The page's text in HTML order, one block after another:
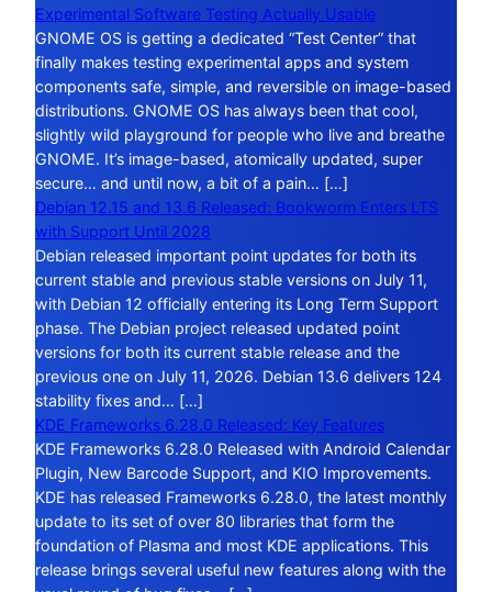
Experimental Software Testing Actually Usable
GNOME OS is getting a dedicated “Test Center” that
finally makes testing experimental apps and system
components safe, simple, and reversible on image-based
distributions. GNOME OS has always been that cool,
slightly wild playground for people who live and breathe
GNOME. It’s image-based, atomically updated, super
secure… and until now, a bit of a pain… […]
Debian 12.15 and 13.6 Released: Bookworm Enters LTS
with Support Until 2028
Debian released important point updates for both its
current stable and previous stable versions on July 11,
with Debian 12 officially entering its Long Term Support
phase. The Debian project released updated point
versions for both its current stable release and the
previous one on July 11, 2026. Debian 13.6 delivers 124
stability fixes and… […]
KDE Frameworks 6.28.0 Released: Key Features
KDE Frameworks 6.28.0 Released with Android Calendar
Plugin, New Barcode Support, and KIO Improvements.
KDE has released Frameworks 6.28.0, the latest monthly
update to its set of over 80 libraries that form the
foundation of Plasma and most KDE applications. This
release brings several useful new features along with the